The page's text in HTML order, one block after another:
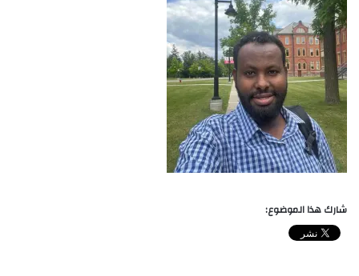
شارك هذا الموضوع: